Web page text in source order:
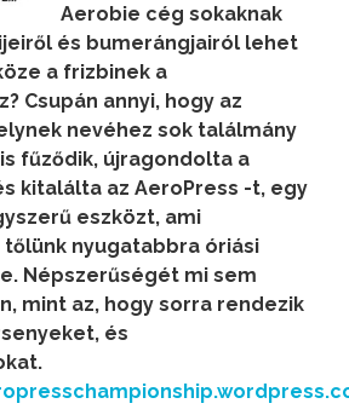
Aerobie cég sokaknak
és bumerángjairól lehet
a frizbinek a
Csupán annyi, hogy az
nevéhez sok találmány
fűződik, újragondolta a
kitalálta az AeroPress -t, egy
eszközt, ami
nyugatabbra óriási
Népszerűségét mi sem
mint az, hogy sorra rendezik
és